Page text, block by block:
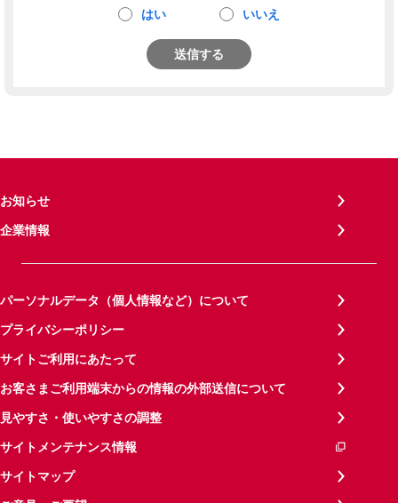
はい いいえ
送信する
お知らせ
企業情報
パーソナルデータ（個人情報など）について
プライバシーポリシー
サイトご利用にあたって
お客さまご利用端末からの情報の外部送信について
見やすさ・使いやすさの調整
サイトメンテナンス情報
サイトマップ